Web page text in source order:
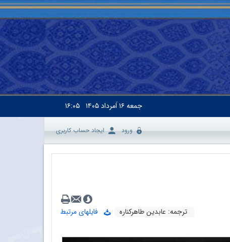
جمعه۱۶ اَمرداد ۱۴۰۵ ۱۶:۰۵
ورود ایجاد حساب کاربری
ترجمه: عابدین طاهرکناره
فایلهای مرتبط